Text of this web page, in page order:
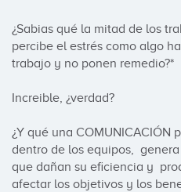
¿Sabias qué la mitad de los
percibe el estrés como algo
trabajo y no ponen remedio?*
Increible, ¿verdad?
¿Y qué una COMUNICACIÓN
dentro de los equipos,
que dañan su eficiencia y
afectar los objetivos y los